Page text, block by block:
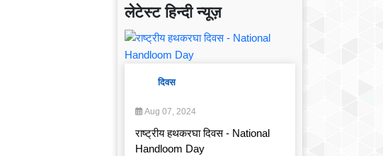
लेटेस्ट हिन्दी न्यूज़
दिवस
Aug 07, 2024
राष्ट्रीय हथकरघा दिवस - National
Handloom Day